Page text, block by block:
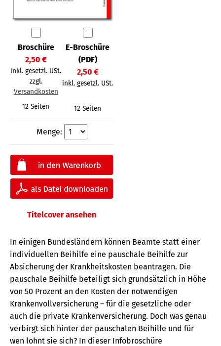
Broschüre
2,50 €
inkl. gesetzl. USt.
zzgl.
Versandkosten
12 Seiten
E-Broschüre
(PDF)
2,50 €
inkl. gesetzl. USt.
12 Seiten
Menge:
Titelcover ansehen
In einigen Bundesländern können Beamte statt einer
individuellen Beihilfe eine pauschale Beihilfe zur
Absicherung der Krankheitskosten beantragen. Die
pauschale Beihilfe beteiligt sich grundsätzlich in Höhe
von 50 Prozent an den Kosten der notwendigen
Krankenvollversicherung – für die gesetzliche oder
auch die private Krankenversicherung. Doch was genau
verbirgt sich hinter der pauschalen Beihilfe und für
wen lohnt sie sich? In dieser Infobroschüre